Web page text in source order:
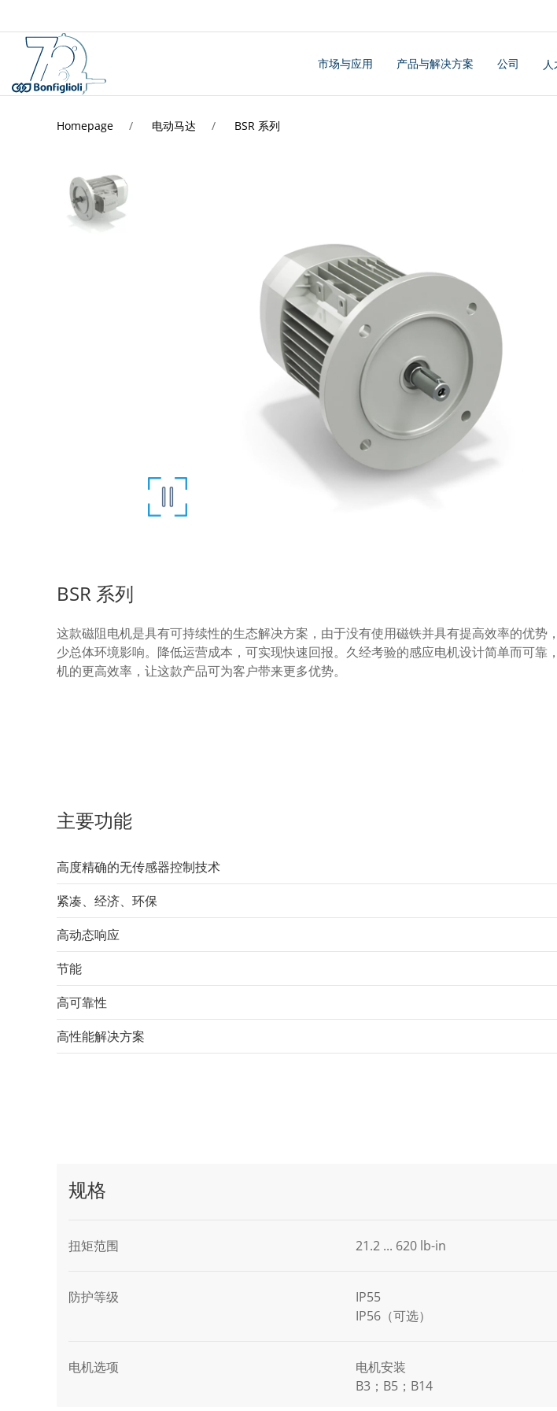
市场与应用 产品与解决方案 公司
Homepage 电动马达 BSR 系列
BSR 系列
这款磁阻电机是具有可持续性的生态解决方案，由于没有使用磁铁并具有提高效率的优势
少总体环境影响。降低运营成本，可实现快速回报。久经考验的感应电机设计简单而可靠
机的更高效率，让这款产品可为客户带来更多优势。
主要功能
高度精确的无传感器控制技术
紧凑、经济、环保
高动态响应
节能
高可靠性
高性能解决方案
规格
扭矩范围 21.2 ... 620 lb-in
防护等级
IP55
IP56（可选）
电机选项
电机安装
B3；B5；B14